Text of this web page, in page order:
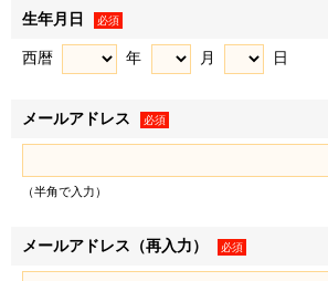
２．お客様は、登録した情報に変更があ
うえ登録情報を変更するものとします。変
不利益を被ることがありますが、弊社に帰
り、弊社は責任を負いません。
利用目的
生年月日 必須
西暦 年 月 日
メールアドレス 必須
（半角で入力）
メールアドレス（再入力） 必須